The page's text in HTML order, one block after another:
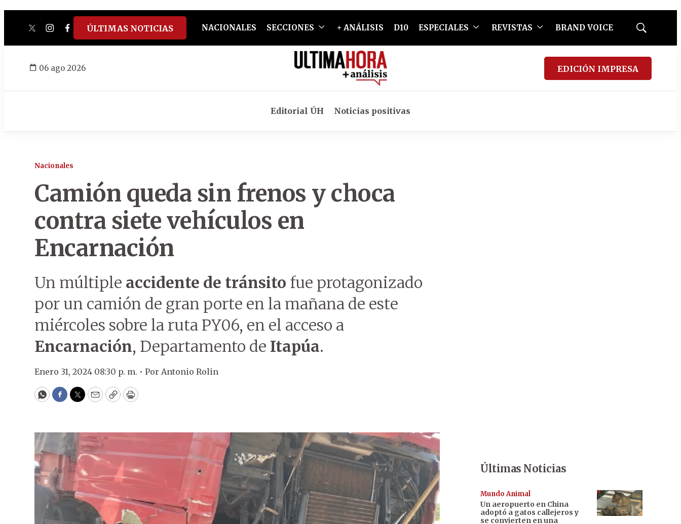
twitterinstagram
facebook
tiktokyoutube
spotify
ÚLTIMAS NOTICIAS NACIONALES SECCIONES + ANÁLISIS D10 ESPECIALES REVISTAS BRAND VOICE
Mostrar
06 ago 2026 EDICIÓN IMPRESA
Editorial ÚH Noticias positivas
Nacionales
Camión queda sin frenos y choca
contra siete vehículos en
Encarnación
Un múltiple accidente de tránsito fue protagonizado
por un camión de gran porte en la mañana de este
miércoles sobre la ruta PY06, en el acceso a
Encarnación, Departamento de Itapúa.
Enero 31, 2024 08:30 p. m. • Por Antonio Rolin
WhatsApp
Facebook
Twitter
EmailCopyPrint
Últimas Noticias
Mundo Animal
Un aeropuerto en China
adoptó a gatos callejeros y
se convierten en una